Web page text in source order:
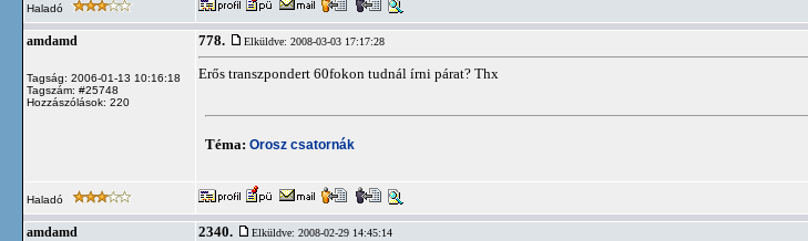
Haladó
amdamd
Tagság: 2006-01-13 10:16:18
Tagszám: #25748
Hozzászólások: 220
778. Elküldve: 2008-03-03 17:17:28
Erős transzpondert 60fokon tudnál írni párat? Thx
Téma: Orosz csatornák
Haladó
amdamd 2340. Elküldve: 2008-02-29 14:45:14